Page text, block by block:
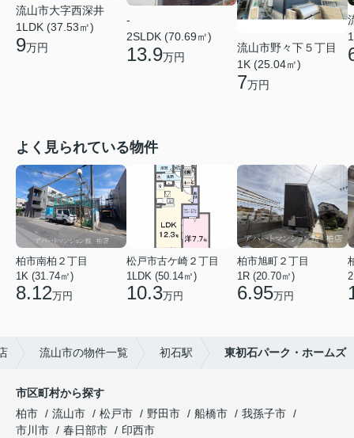
流山市大字西深井
1LDK (37.53㎡)
9万円
-
2SLDK (70.69㎡)
13.9万円
流山市野々下５丁目
1K (25.04㎡)
7万円
よく見られている物件
柏市南柏２丁目
1K (31.74㎡)
8.12万円
松戸市古ケ崎２丁目
1LDK (50.14㎡)
10.3万円
柏市旭町２丁目
1R (20.70㎡)
6.95万円
流山市の物件一覧 初石駅 東初石パーク・ホームズ
市区町村から探す
柏市
流山市 松戸市 野田市 船橋市
我孫子市
市川市
春日部市
印西市